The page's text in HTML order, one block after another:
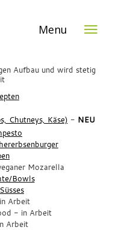
Menu
Aufbau und wird stetig
Chutneys, Käse) - NEU
Mozarella
Bowls
Arbeit
- in Arbeit
Arbeit